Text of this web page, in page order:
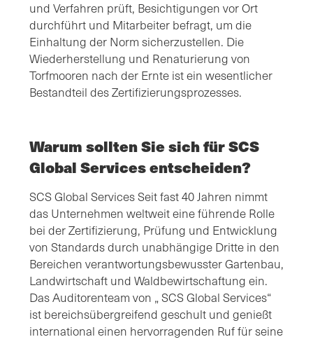
und Verfahren prüft, Besichtigungen vor Ort
durchführt und Mitarbeiter befragt, um die
Einhaltung der Norm sicherzustellen. Die
Wiederherstellung und Renaturierung von
Torfmooren nach der Ernte ist ein wesentlicher
Bestandteil des Zertifizierungsprozesses.
Warum sollten Sie sich für SCS
Global Services entscheiden?
SCS Global Services Seit fast 40 Jahren nimmt
das Unternehmen weltweit eine führende Rolle
bei der Zertifizierung, Prüfung und Entwicklung
von Standards durch unabhängige Dritte in den
Bereichen verantwortungsbewusster Gartenbau,
Landwirtschaft und Waldbewirtschaftung ein.
Das Auditorenteam von „ SCS Global Services“
ist bereichsübergreifend geschult und genießt
international einen hervorragenden Ruf für seine